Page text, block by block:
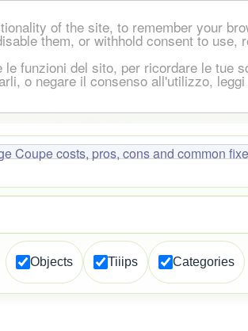
of the site, to remember your
them, or withhold consent to use,
funzioni del sito, per ricordare le tue
o negare il consenso all'utilizzo,
Coupe costs, pros, cons and common
Objects Tiiips Categories